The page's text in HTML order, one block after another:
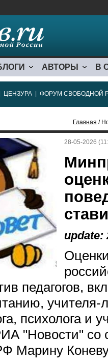
АВТОРЫ В
ЦЕНЗУРА ФОРУМ СВОБОДНОЙ
Главная /
28-05-2026
update:
педагогов,
учителя-
психолога и
"Новости" со
Марину